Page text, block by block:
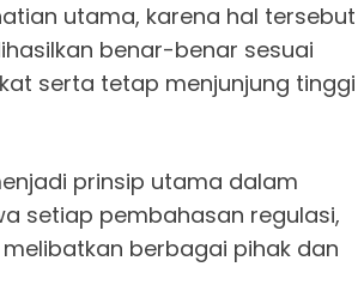
utama, karena hal tersebut
benar-benar sesuai
serta tetap menjunjung tinggi
prinsip utama dalam
setiap pembahasan regulasi,
berbagai pihak dan